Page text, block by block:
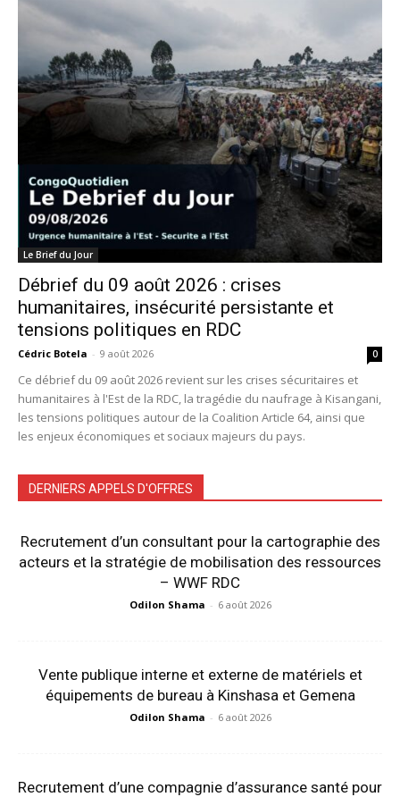
Le Brief du Jour
Débrief du 09 août 2026 : crises
humanitaires, insécurité persistante et
tensions politiques en RDC
Cédric Botela - 9 août 2026 0
Ce débrief du 09 août 2026 revient sur les crises sécuritaires et
humanitaires à l'Est de la RDC, la tragédie du naufrage à Kisangani,
les tensions politiques autour de la Coalition Article 64, ainsi que
les enjeux économiques et sociaux majeurs du pays.
DERNIERS APPELS D'OFFRES
Recrutement d’un consultant pour la cartographie des
acteurs et la stratégie de mobilisation des ressources
– WWF RDC
Odilon Shama - 6 août 2026
Vente publique interne et externe de matériels et
équipements de bureau à Kinshasa et Gemena
Odilon Shama - 6 août 2026
Recrutement d’une compagnie d’assurance santé pour